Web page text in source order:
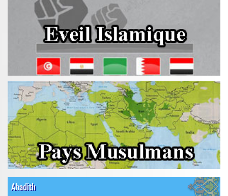
Ahadith